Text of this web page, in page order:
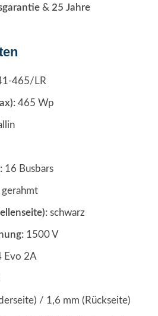
& 25 Jahre
465/LR
465 Wp
16 Busbars
gerahmt
schwarz
1500 V
Evo 2A
/ 1,6 mm (Rückseite)